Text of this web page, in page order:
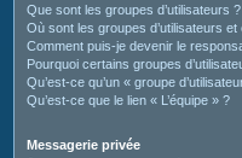
Que sont les groupes d’utilisateurs ?
Où sont les groupes d’utilisateurs
Comment puis-je devenir le
Pourquoi certains groupes
Qu’est-ce qu’un « groupe
Qu’est-ce que le lien « L’équipe » ?
Messagerie privée